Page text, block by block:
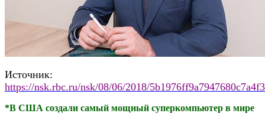
Источник:
https://nsk.rbc.ru/nsk/08/06/2018/
*В США создали самый мощный суперкомпьютер в мире